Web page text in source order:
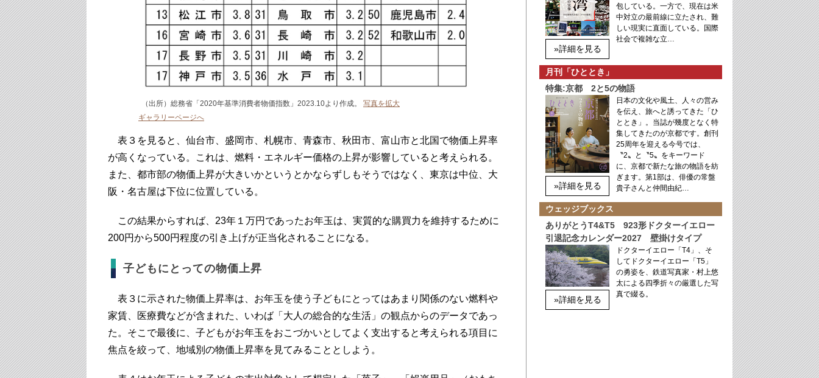
（出所）総務省「2020年基準消費者物価指数」2023.10より作成。 写真を拡大
ギャラリーページへ
表３を見ると、仙台市、盛岡市、札幌市、青森市、秋田市、富山市と北国で物価上昇率
が高くなっている。これは、燃料・エネルギー価格の上昇が影響していると考えられる。
また、都市部の物価上昇が大きいかというとかならずしもそうではなく、東京は中位、大
阪・名古屋は下位に位置している。
この結果からすれば、23年１万円であったお年玉は、実質的な購買力を維持するために
200円から500円程度の引き上げが正当化されることになる。
子どもにとっての物価上昇
表３に示された物価上昇率は、お年玉を使う子どもにとってはあまり関係のない燃料や
家賃、医療費などが含まれた、いわば「大人の総合的な生活」の観点からのデータであっ
た。そこで最後に、子どもがお年玉をおこづかいとしてよく支出すると考えられる項目に
焦点を絞って、地域別の物価上昇率を見てみることとしよう。
»詳細を見る
包している。一方で、現在は米
中対立の最前線に立たされ、難
しい現実に直面している。国際
社会で複雑な立…
月刊「ひととき」
特集:京都 2と5の物語
»詳細を見る
日本の文化や風土、人々の営み
を伝え、旅へと誘ってきた「ひ
ととき」。当誌が幾度となく特
集してきたのが京都です。創刊
25周年を迎える今号では、
〝2〟と〝5〟をキーワード
に、京都で新たな旅の物語を紡
ぎます。第1部は、俳優の常盤
貴子さんと仲間由紀…
ウェッジブックス
ありがとうT4&T5 923形ドクターイエロー
引退記念カレンダー2027 壁掛けタイプ
»詳細を見る
ドクターイエロー「T4」、そ
してドクターイエロー「T5」
の勇姿を、鉄道写真家・村上悠
太による四季折々の厳選した写
真で綴る。